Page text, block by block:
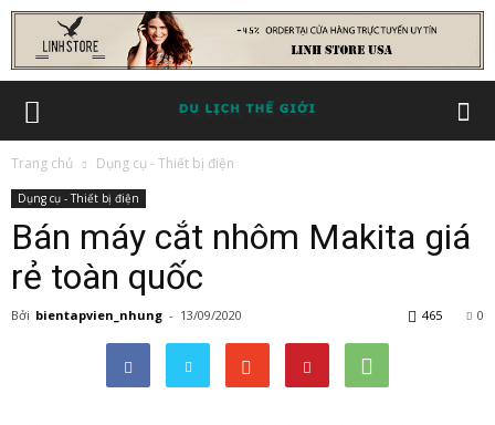
Trang chủ Dụng cụ - Thiết bị điện
Dụng cụ - Thiết bị điện
Bán máy cắt nhôm Makita giá
rẻ toàn quốc
Bởi bientapvien_nhung - 13/09/2020 0
465